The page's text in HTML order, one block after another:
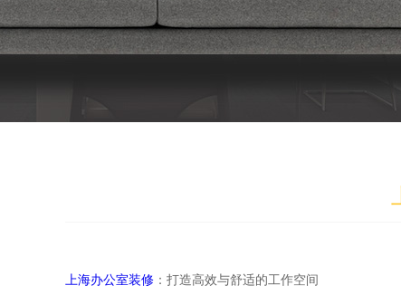
上海办公室装修 ：打造高效与舒适的工作空间